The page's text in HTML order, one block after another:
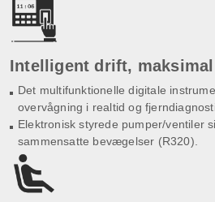
Intelligent drift,
Det multifunktionelle digitale
overvågning i realtid og
Elektronisk styrede pumper/ventiler
sammensatte bevægelser (R320).